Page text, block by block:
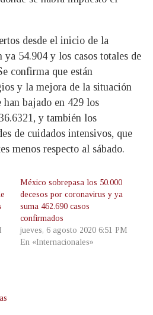
desde el inicio de la
ya 54.904 y los casos totales de
confirma que están
y la mejora de la situación
han bajado en 429 los
y también los
de cuidados intensivos, que
menos respecto al sábado.
México sobrepasa los 50.000
decesos por coronavirus y ya
suma 462.690 casos
confirmados
jueves, 6 agosto 2020 6:51 PM
En «Internacionales»